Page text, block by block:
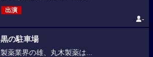
出演
-
黒の駐車場
製薬業界の雄、丸木製薬は...